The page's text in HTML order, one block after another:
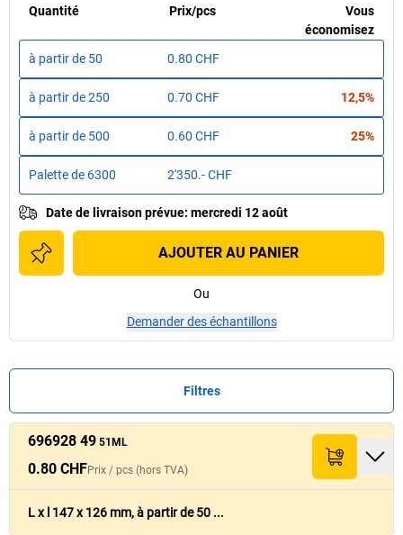
Quantité Prix/pcs
Vous
économisez
à partir de 50 0.80 CHF
à partir de250 0.70 CHF 12,5%
à partir de 500 0.60 CHF 25%
Palette de 6300 2'350.- CHF
Date de livraison prévue: mercredi 12 août
AJOUTER AU PANIER
Ou
Demander des échantillons
Filtres
Réf.
Longueur
mm]
Prix /pcs (hors
Réf.
Longueur
mm]
Prix /pcs (hors
696928 49 51ML 126
0.80 CHF
696928 49 51ML
0.80 CHFPrix / pcs (hors TVA)
L x l 147 x 126 mm, à partir de 50 ...